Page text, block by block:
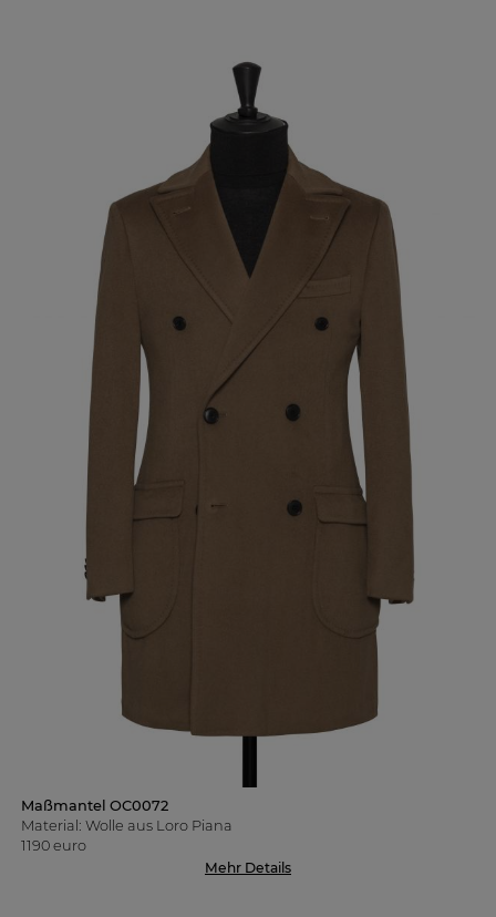
Maßmantel OC0072
Material: Wolle aus Loro Piana
1190 euro
Mehr Details